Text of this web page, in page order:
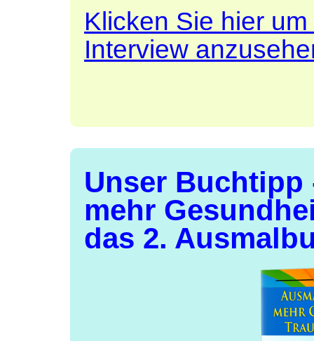
Klicken Sie hier
Interview
Unser
mehr
das 2.